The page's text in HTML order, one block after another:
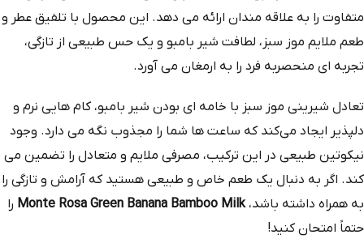
متفاوت را به علاقه‌ مندان ارائه می‌ دهد. این محصول با تلفیق عطر و
طعم ملایم موز سبز، لطافت شیر بامبو و یک حس طبیعی از تازگی،
تجربه‌ ای منحصربه‌ فرد را به ارمغان می‌ آورد.
تعادل شیرینی موز سبز با خامه‌ ای بودن شیر بامبو، کام‌ هایی نرم و
دلپذیر ایجاد می‌کند که ساعت‌ ها شما را مجذوب نگه می‌ دارد. وجود
نیکوتین طبیعی در این ترکیب، مصرفی ملایم و متعادل را تضمین می‌
کند. اگر به دنبال یک طعم خاص و طبیعی هستید که آرامش و تازگی را
به همراه داشته باشد،Monte Rosa Green Banana Bamboo Milk را
حتماً امتحان کنید!